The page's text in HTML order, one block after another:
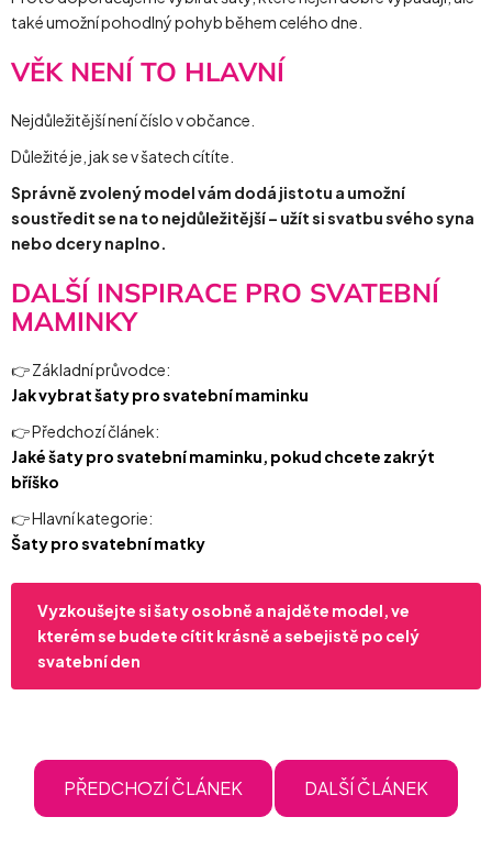
také umožní pohodlný pohyb během celého dne.
VĚK NENÍ TO HLAVNÍ
Nejdůležitější není číslo v občance.
Důležité je, jak se v šatech cítíte.
Správně zvolený model vám dodá jistotu a umožní
soustředit se na to nejdůležitější – užít si svatbu svého syna
nebo dcery naplno.
DALŠÍ INSPIRACE PRO SVATEBNÍ
MAMINKY
👉 Základní průvodce:
Jak vybrat šaty pro svatební maminku
👉 Předchozí článek:
Jaké šaty pro svatební maminku, pokud chcete zakrýt
bříško
👉 Hlavní kategorie:
Šaty pro svatební matky
Vyzkoušejte si šaty osobně a najděte model, ve
kterém se budete cítit krásně a sebejistě po celý
svatební den
PŘEDCHOZÍ ČLÁNEK DALŠÍ ČLÁNEK